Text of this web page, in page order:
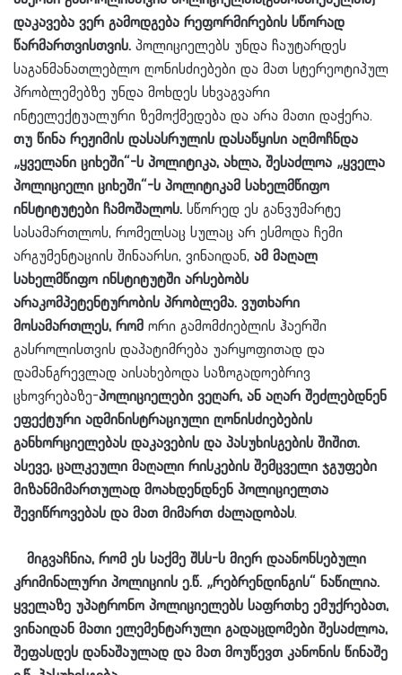
დაკავება ვერ გამოდგება რეფორმირების სწორად
წარმართვისთვის. პოლიციელებს უნდა ჩაუტარდეს
საგანმანათლებლო ღონისძიებები და მათ სტერეოტიპულ
პრობლემებზე უნდა მოხდეს სხვაგვარი
ინტელექტუალური ზემოქმედება და არა მათი დაჭერა.
თუ წინა რეჟიმის დასასრულის დასაწყისი აღმოჩნდა
„ყველანი ციხეში“-ს პოლიტიკა, ახლა, შესაძლოა „ყველა
პოლიციელი ციხეში“-ს პოლიტიკამ სახელმწიფო
ინსტიტუტები ჩამოშალოს. სწორედ ეს განვუმარტე
სასამართლოს, რომელსაც სულაც არ ესმოდა ჩემი
არგუმენტაციის შინაარსი, ვინაიდან, ამ მაღალ
სახელმწიფო ინსტიტუტში არსებობს
არაკომპეტენტურობის პრობლემა. ვუთხარი
მოსამართლეს, რომ ორი გამომძიებლის ჰაერში
გასროლისთვის დაპატიმრება უარყოფითად და
დამანგრევლად აისახებოდა საზოგადოებრივ
ცხოვრებაზე-პოლიციელები ვეღარ, ან აღარ შეძლებდნენ
ეფექტური ადმინისტრაციული ღონისძიებების
განხორციელებას დაკავების და პასუხისგების შიშით.
ასევე, ცალკეული მაღალი რისკების შემცველი ჯგუფები
მიზანმიმართულად მოახდენდნენ პოლიციელთა
შევიწროვებას და მათ მიმართ ძალადობას.
მიგვაჩნია, რომ ეს საქმე შსს-ს მიერ დაანონსებული
კრიმინალური პოლიციის ე.წ. „რებრენდინგის“ ნაწილია.
ყველაზე უპატრონო პოლიციელებს საფრთხე ემუქრებათ,
ვინაიდან მათი ელემენტარული გადაცდომები შესაძლოა,
შეფასდეს დანაშაულად და მათ მოუწევთ კანონის წინაშე